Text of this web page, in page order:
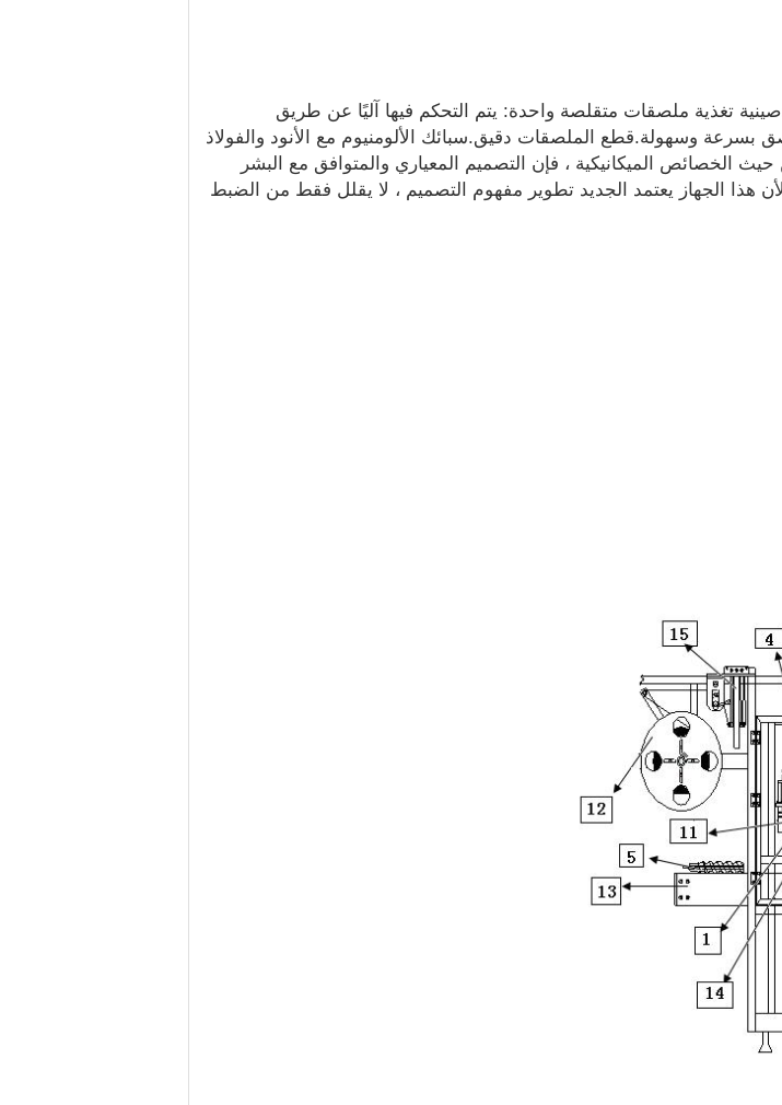
100 زجاجة ~ 200 زجاجة / دقيقة ؛صينية تغذية ملصقات متقلصة واحدة: يتم التحكم فيها آليًا عن طريق
بسرعة وسهولة.قطع الملصقات دقيق.سبائك الألومنيوم مع الأنود والفولاذ
ومتانة. من حيث الخصائص الميكانيكية ، فإن التصميم المعياري والمتوافق مع البشر
هذا الجهاز يعتمد الجديد تطوير مفهوم التصميم ، لا يقلل فقط من الضبط